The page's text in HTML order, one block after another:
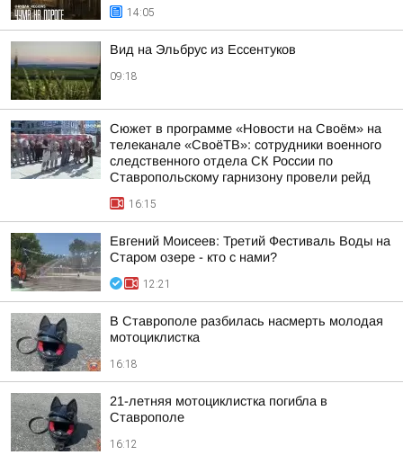
14:05
Вид на Эльбрус из Ессентуков
09:18
Сюжет в программе «Новости на Своём» на
телеканале «СвоёТВ»: сотрудники военного
следственного отдела СК России по
Ставропольскому гарнизону провели рейд
16:15
Евгений Моисеев: Третий Фестиваль Воды на
Старом озере - кто с нами?
12:21
В Ставрополе разбилась насмерть молодая
мотоциклистка
16:18
21-летняя мотоциклистка погибла в
Ставрополе
16:12